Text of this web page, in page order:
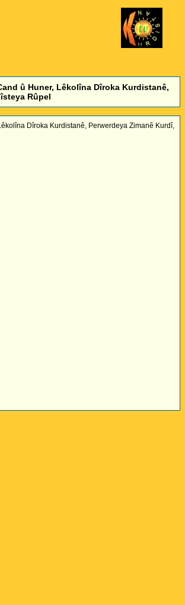
û Huner, Lêkolîna Dîroka Kurdistanê,
Rûpel
Dîroka Kurdistanê, Perwerdeya Zimanê Kurdî,